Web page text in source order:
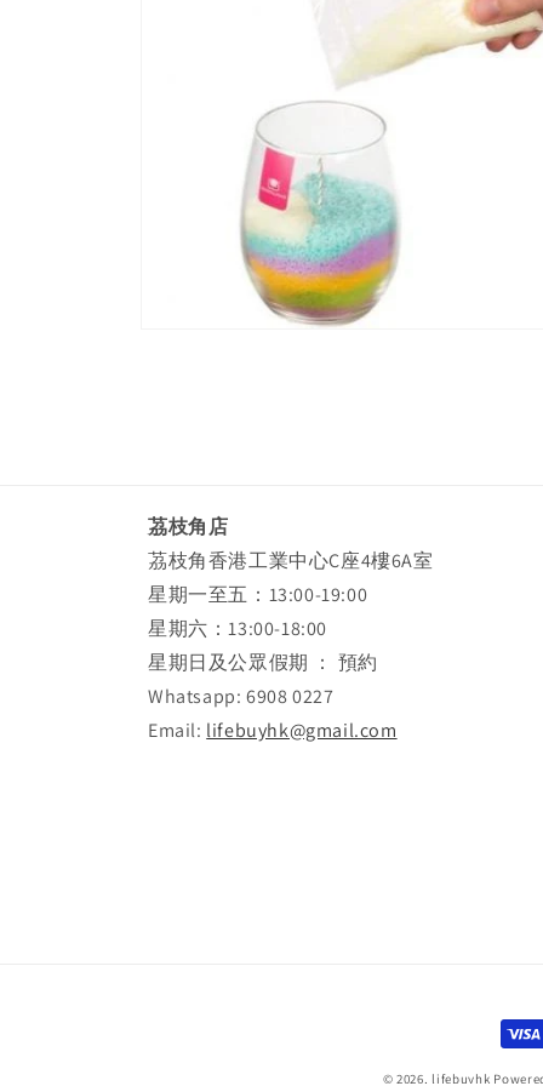
茘枝角店
茘枝角香港工業中心C座4樓6A室
星期一至五：13:00-19:00
星期六：13:00-18:00
星期日及公眾假期 ： 預約
Whatsapp: 6908 0227
Email: lifebuyhk@gmail.com
© 2026, lifebuyhk